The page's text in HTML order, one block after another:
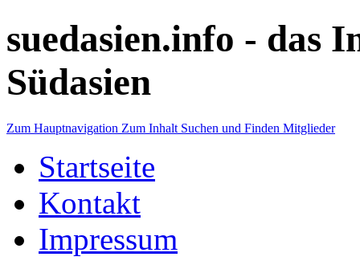
suedasien.info - das
Südasien
Zum Hauptnavigation Zum Inhalt Suchen und Finden Mitglieder
Startseite
Kontakt
Impressum